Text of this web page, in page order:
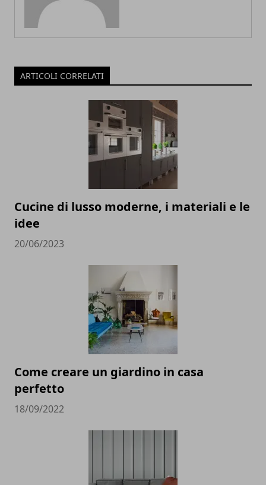
ARTICOLI CORRELATI
Cucine di lusso moderne, i materiali e le
idee
20/06/2023
Come creare un giardino in casa
perfetto
18/09/2022